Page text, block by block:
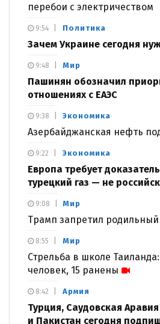
перебои с электричеством
Политика
Зачем Украине сегодня
9:54
Мир
Пашинян обозначил
отношениях с ЕАЭС
9:48
Экономика
Азербайджанская нефть
9:38
Экономика
Европа требует
турецкий газ — не
9:22
Мир
Трамп запретил
9:08
Мир
Стрельба в школе
человек, 15 ранены
8:55
Армия
Турция, Саудовская Аравия
и Пакистан сегодня
8:42